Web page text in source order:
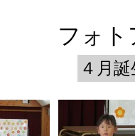
フォト
４月